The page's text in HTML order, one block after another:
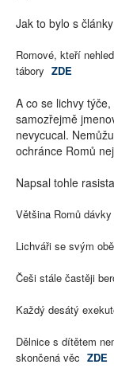
Jak to bylo s
Romové, kteří
tábory ZDE
A co se lichvy
samozřejmě
nevycucal.
ochránce Romů
Napsal tohle
Většina Romů
Lichváři se svým
Češi stále častěji
Každý desátý
Dělnice s dítětem
skončená věc ZDE